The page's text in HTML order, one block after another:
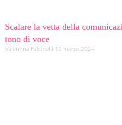
Scalare la vetta della
tono di voce
Valentina Falcinelli 19 marzo 2024